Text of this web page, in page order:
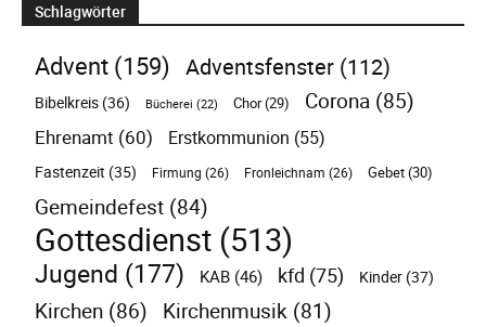
Schlagwörter
Advent(159) Adventsfenster (112)
Bibelkreis (36) Bücherei (22) Chor(29) Corona (85)
Ehrenamt (60) Erstkommunion (55)
Fastenzeit (35) Firmung (26) Fronleichnam (26) Gebet(30)
Gemeindefest (84)
Gottesdienst (513)
Jugend (177) KAB (46) kfd (75) Kinder (37)
Kirchen (86) Kirchenmusik (81)